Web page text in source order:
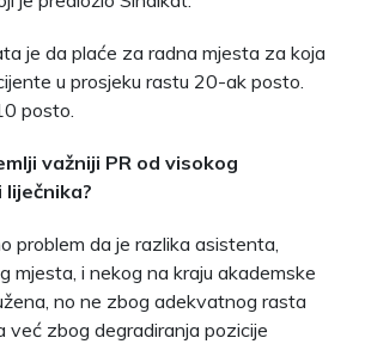
je da plaće za radna mjesta za koja
u prosjeku rastu 20-ak posto.
posto.
važniji PR od visokog
problem da je razlika asistenta,
mjesta, i nekog na kraju akademske
no ne zbog adekvatnog rasta
već zbog degradiranja pozicije